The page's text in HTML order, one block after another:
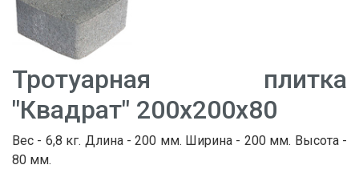
Тротуарная плитка
"Квадрат" 200х200х80
Вес - 6,8 кг. Длина - 200 мм. Ширина - 200 мм. Высота -
80 мм.